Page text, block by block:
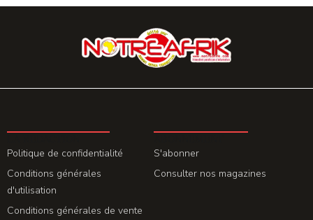
Politique de confidentialité
Conditions générales
d'utilisation
Conditions générales de vente
S'abonner
Consulter nos magazines